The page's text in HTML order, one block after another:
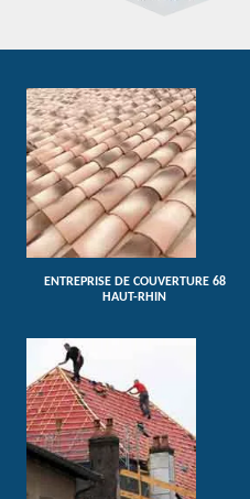
ENTREPRISE DE COUVERTURE 68
HAUT-RHIN